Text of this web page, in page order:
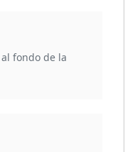
fondo de la